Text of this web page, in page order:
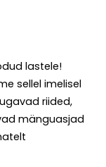
lastele!
sellel imelisel
riided,
mänguasjad